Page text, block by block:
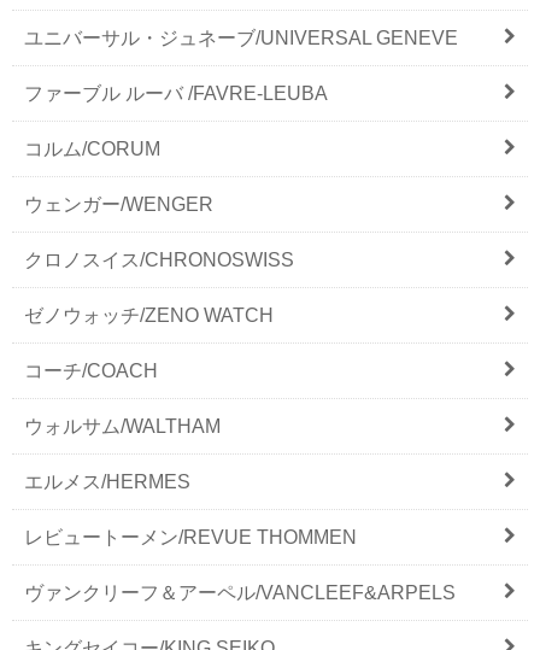
ユニバーサル・ジュネーブ/UNIVERSAL GENEVE
ファーブル ルーバ /FAVRE-LEUBA
コルム/CORUM
ウェンガー/WENGER
クロノスイス/CHRONOSWISS
ゼノウォッチ/ZENO WATCH
コーチ/COACH
ウォルサム/WALTHAM
エルメス/HERMES
レビュートーメン/REVUE THOMMEN
ヴァンクリーフ＆アーペル/VANCLEEF&ARPELS